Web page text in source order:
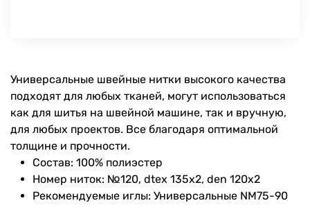
Универсальные швейные нитки высокого качества
подходят для любых тканей, могут использоваться
как для шитья на швейной машине, так и вручную,
для любых проектов. Все благодаря оптимальной
толщине и прочности.
Состав: 100% полиэстер
Номер ниток: №120, dtex 135x2, den 120x2
Рекомендуемые иглы: Универсальные NM75-90